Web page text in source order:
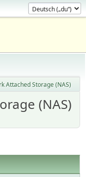
Attached Storage (NAS)
(NAS)